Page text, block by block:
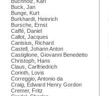
Buck, Jan
Bunge, Kurt
Burkhardt, Heinrich
Bursche, Ernst
Caffé, Daniel
Callot, Jacques
Canisius, Richard
Castell, Johann Anton
Castiglione, Giovanni Benedetto
Christoph, Hans
Claus, Carlfriedrich
Corinth, Lovis
Correggio, Antonio da
Craig, Edward Henry Gordon
Cremer, Fritz